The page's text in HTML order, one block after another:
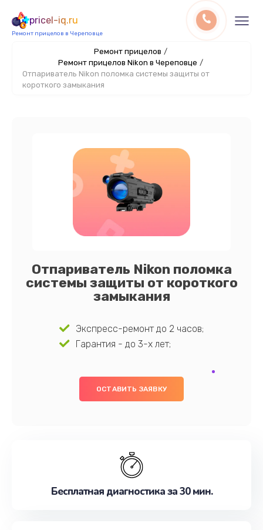
pricel-iq.ru
Ремонт прицелов в Череповце
Ремонт прицелов /
Ремонт прицелов Nikon в Череповце /
Отпариватель Nikon поломка системы защиты от
короткого замыкания
Отпариватель Nikon поломка
системы защиты от короткого
замыкания
Экспресс-ремонт до 2 часов;
Гарантия - до 3-х лет;
ОСТАВИТЬ ЗАЯВКУ
Бесплатная диагностика за 30 мин.